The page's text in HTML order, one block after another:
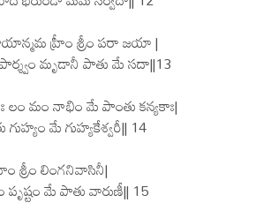
హ్రీం శ్రీం పరా జయా |
మృడానీ పాతు మే సదా||13
లం మం నాభిం మే పాంతు కన్యకాః|
మే గుహ్యకేశ్వరీ|| 14
శ్రీం లింగనివాసినీ|
పృష్టం మే పాతు వారుణీ|| 15